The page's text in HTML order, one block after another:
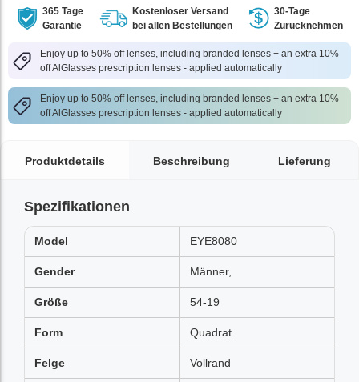
365 Tage
Garantie
Kostenloser Versand
bei allen Bestellungen
30-Tage
Zurücknehmen
Enjoy up to 50% off lenses, including branded lenses + an extra 10%
off AlGlasses prescription lenses - applied automatically
Enjoy up to 50% off lenses, including branded lenses + an extra 10%
off AlGlasses prescription lenses - applied automatically
Produktdetails Beschreibung Lieferung
Spezifikationen
Model EYE8080
Gender Männer,
Größe 54-19
Form Quadrat
Felge Vollrand